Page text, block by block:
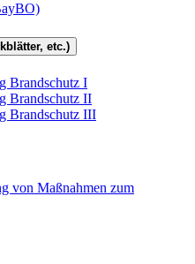
etc.)
Brandschutz I
Brandschutz II
Brandschutz III
von Maßnahmen zum